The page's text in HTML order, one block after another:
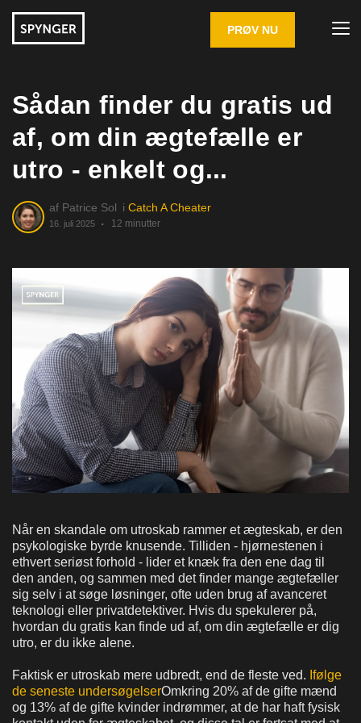
PRØV NU
Sådan finder du gratis ud
af, om din ægtefælle er
utro - enkelt og...
af Patrice Sol i Catch A Cheater
16. juli 2025 12 minutter
Når en skandale om utroskab rammer et ægteskab, er den
psykologiske byrde knusende. Tilliden - hjørnestenen i
ethvert seriøst forhold - lider et knæk fra den ene dag til
den anden, og sammen med det finder mange ægtefæller
sig selv i at søge løsninger, ofte uden brug af avanceret
teknologi eller privatdetektiver. Hvis du spekulerer på,
hvordan du gratis kan finde ud af, om din ægtefælle er dig
utro, er du ikke alene.
Faktisk er utroskab mere udbredt, end de fleste ved. Ifølge
de seneste undersøgelserOmkring 20% af de gifte mænd
og 13% af de gifte kvinder indrømmer, at de har haft fysisk